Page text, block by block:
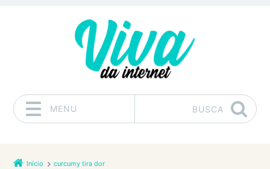
MENU BUSCA
Início curcumy tira dor